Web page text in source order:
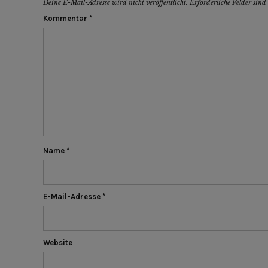
Deine E-Mail-Adresse wird nicht veröffentlicht. Erforderliche Felder
Kommentar *
Name *
E-Mail-Adresse *
Website